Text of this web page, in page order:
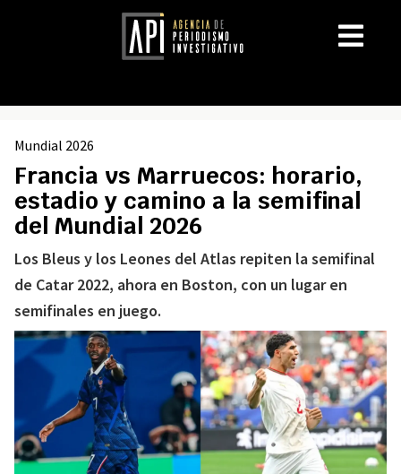
Mundial 2026
Francia vs Marruecos: horario,
estadio y camino a la semifinal
del Mundial 2026
Los Bleus y los Leones del Atlas repiten la semifinal
de Catar 2022, ahora en Boston, con un lugar en
semifinales en juego.